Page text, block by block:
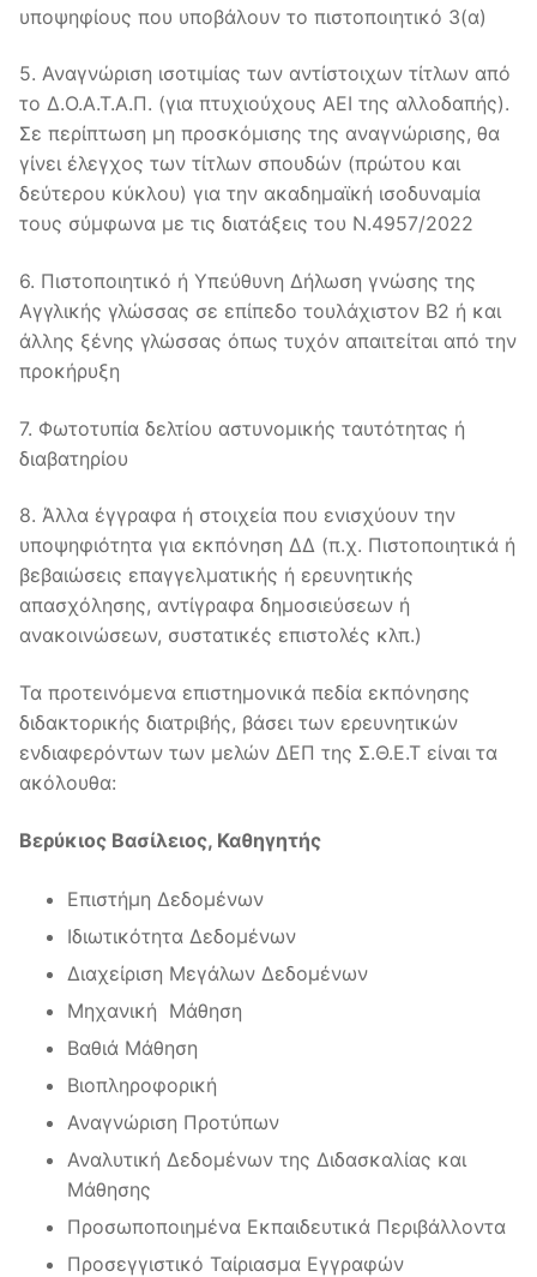
υποψηφίους που υποβάλουν το πιστοποιητικό 3(α)
5. Αναγνώριση ισοτιμίας των αντίστοιχων τίτλων από
το Δ.Ο.Α.Τ.Α.Π. (για πτυχιούχους ΑΕΙ της αλλοδαπής).
Σε περίπτωση μη προσκόμισης της αναγνώρισης, θα
γίνει έλεγχος των τίτλων σπουδών (πρώτου και
δεύτερου κύκλου) για την ακαδημαϊκή ισοδυναμία
τους σύμφωνα με τις διατάξεις του Ν.4957/2022
6. Πιστοποιητικό ή Υπεύθυνη Δήλωση γνώσης της
Αγγλικής γλώσσας σε επίπεδο τουλάχιστον Β2 ή και
άλλης ξένης γλώσσας όπως τυχόν απαιτείται από την
προκήρυξη
7. Φωτοτυπία δελτίου αστυνομικής ταυτότητας ή
διαβατηρίου
8. Άλλα έγγραφα ή στοιχεία που ενισχύουν την
υποψηφιότητα για εκπόνηση ΔΔ (π.χ. Πιστοποιητικά ή
βεβαιώσεις επαγγελματικής ή ερευνητικής
απασχόλησης, αντίγραφα δημοσιεύσεων ή
ανακοινώσεων, συστατικές επιστολές κλπ.)
Τα προτεινόμενα επιστημονικά πεδία εκπόνησης
διδακτορικής διατριβής, βάσει των ερευνητικών
ενδιαφερόντων των μελών ΔΕΠ της Σ.Θ.Ε.Τ είναι τα
ακόλουθα:
Βερύκιος Βασίλειος, Καθηγητής
Επιστήμη Δεδομένων
Ιδιωτικότητα Δεδομένων
Διαχείριση Μεγάλων Δεδομένων
Μηχανική Μάθηση
Βαθιά Μάθηση
Βιοπληροφορική
Αναγνώριση Προτύπων
Αναλυτική Δεδομένων της Διδασκαλίας και
Μάθησης
Προσωποποιημένα Εκπαιδευτικά Περιβάλλοντα
Προσεγγιστικό Ταίριασμα Εγγραφών